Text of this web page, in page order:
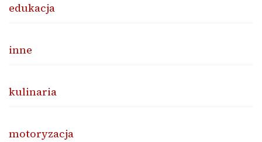
edukacja
inne
kulinaria
motoryzacja